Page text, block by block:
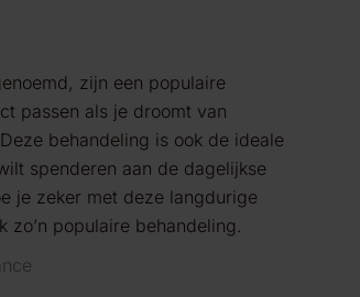
zijn een populaire
passen als je droomt van
behandeling is ook de ideale
spenderen aan de dagelijkse
je zeker met deze langdurige
zo’n populaire behandeling.